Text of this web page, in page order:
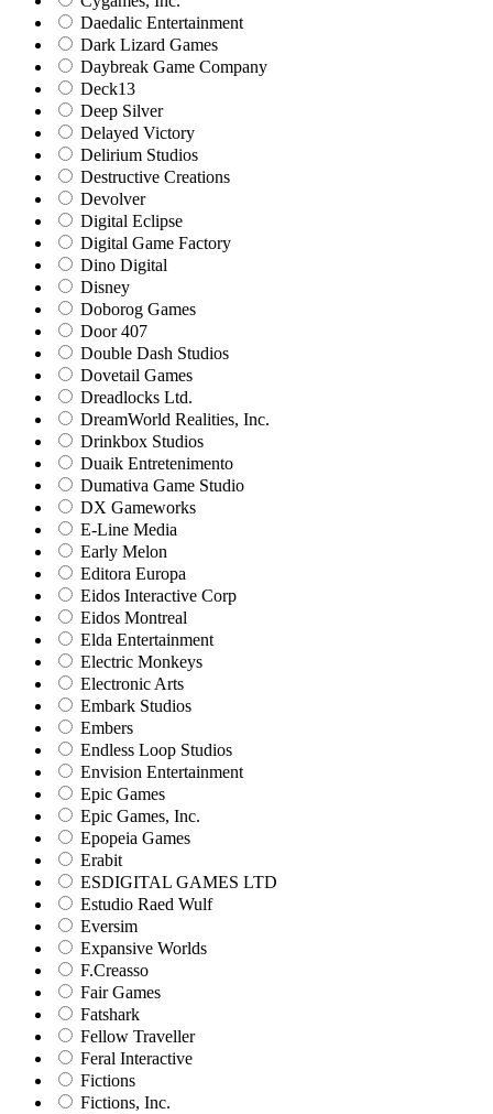
Daedalic Entertainment
Dark Lizard Games
Daybreak Game Company
Deck13
Deep Silver
Delayed Victory
Delirium Studios
Destructive Creations
Devolver
Digital Eclipse
Digital Game Factory
Dino Digital
Disney
Doborog Games
Door 407
Double Dash Studios
Dovetail Games
Dreadlocks Ltd.
DreamWorld Realities, Inc.
Drinkbox Studios
Duaik Entretenimento
Dumativa Game Studio
DX Gameworks
E-Line Media
Early Melon
Editora Europa
Eidos Interactive Corp
Eidos Montreal
Elda Entertainment
Electric Monkeys
Electronic Arts
Embark Studios
Embers
Endless Loop Studios
Envision Entertainment
Epic Games
Epic Games, Inc.
Epopeia Games
Erabit
ESDIGITAL GAMES LTD
Estudio Raed Wulf
Eversim
Expansive Worlds
F.Creasso
Fair Games
Fatshark
Fellow Traveller
Feral Interactive
Fictions
Fictions, Inc.